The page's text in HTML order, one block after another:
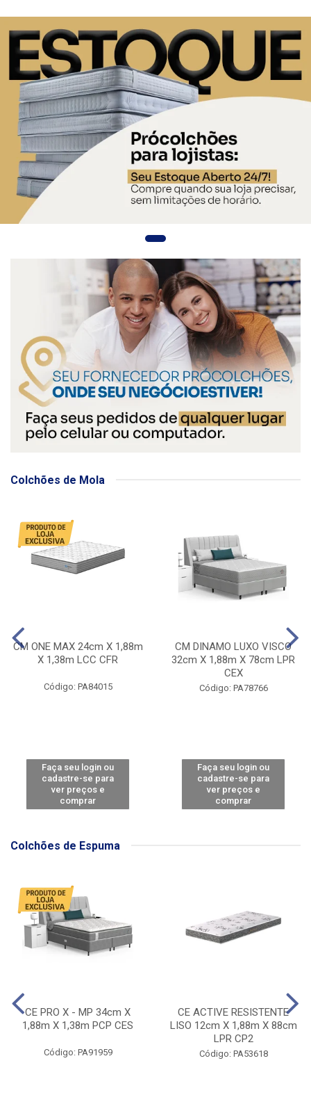
Colchões de Mola
CM ONE MAX 24cm X 1,88m
X 1,38m LCC CFR
Código: PA84015
Faça seu login ou
cadastre-se para
ver preços e
comprar
CM DINAMO LUXO VISCO
32cm X 1,88m X 78cm LPR
CEX
Código: PA78766
Faça seu login ou
cadastre-se para
ver preços e
comprar
Colchões de Espuma
CE PRO X - MP 34cm X
1,88m X 1,38m PCP CES
Código: PA91959
CE ACTIVE RESISTENTE
LISO 12cm X 1,88m X 88cm
LPR CP2
Código: PA53618